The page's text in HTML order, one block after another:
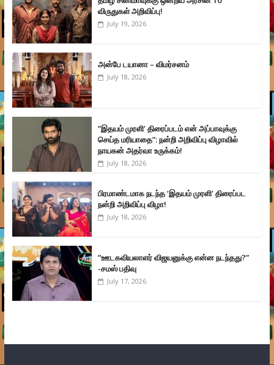
விருதுகள் அறிவிப்பு!
July 19, 2026
அன்பே டயானா – விமர்சனம்
July 18, 2026
”இதயம் முரளி’ திரைப்படம் என் அப்பாவுக்கு
செய்த மரியாதை”: நன்றி அறிவிப்பு விழாவில்
நாயகன் அதர்வா உருக்கம்!
July 18, 2026
பிரமாண்டமாக நடந்த ‘இதயம் முரளி’ திரைப்பட
நன்றி அறிவிப்பு விழா!
July 18, 2026
”ஊடகவியலாளர் விஜயனுக்கு என்ன நடந்தது?”
-சமஸ் பதிவு
July 17, 2026